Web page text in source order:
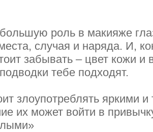
большую роль в макияже
случая и наряда. И,
забывать – цвет кожи и
тебе подходят.
злоупотреблять яркими
их может войти в